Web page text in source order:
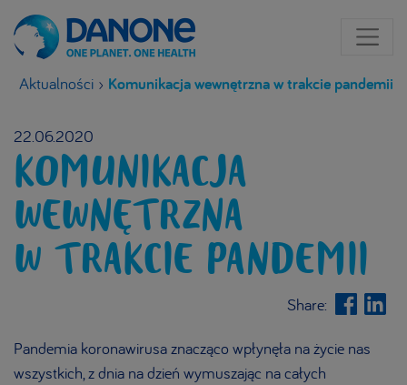
Aktualności › Komunikacja wewnętrzna w trakcie pandemii
22.06.2020
KOMUNIKACJA
WEWNĘTRZNA
W TRAKCIE PANDEMII
Share:
Pandemia koronawirusa znacząco wpłynęła na życie nas
wszystkich, z dnia na dzień wymuszając na całych